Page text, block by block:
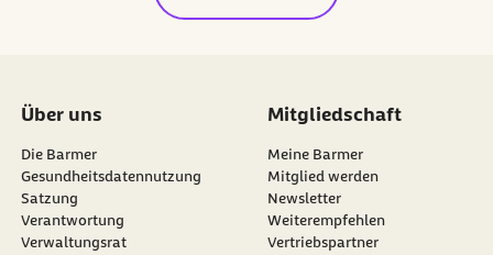
Über uns
Die Barmer
Gesundheitsdatennutzung
Satzung
Verantwortung
Verwaltungsrat
Mitgliedschaft
Meine Barmer
Mitglied werden
Newsletter
externer Link:
Weiterempfehlen
Vertriebspartner